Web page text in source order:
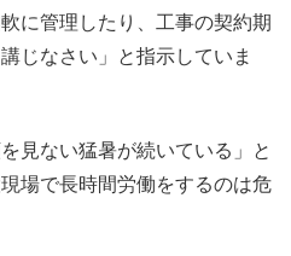
に管理したり、工事の契約期
じなさい」と指示していま
見ない猛暑が続いている」と
場で長時間労働をするのは危